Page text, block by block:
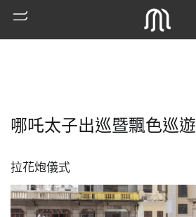
哪吒太子出巡暨飄色巡遊
拉花炮儀式